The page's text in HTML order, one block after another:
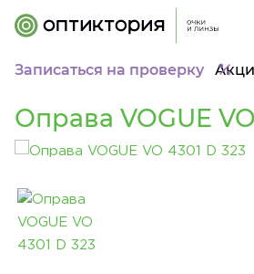
Записаться на проверку
Оправа VOGUE